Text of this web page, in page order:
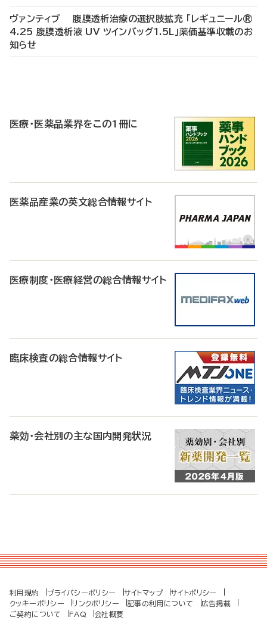
ヴァンティブ 腹膜透析治療の選択肢拡充 「レギュニール®
4.25 腹膜透析液 UV ツインバッグ1.5L」薬価基準収載のお
知らせ
医療・医薬品業界をこの1冊に
医薬品産業の英文総合情報サイト
医療制度・医療経営の総合情報サイト
臨床検査の総合情報サイト
薬効・会社別の主な国内開発状況
利用規約 プライバシーポリシー サイトマップ
サイトポリシー
クッキーポリシー
リンクポリシー 記事の利用について
広告掲載
ご契約について
FAQ 会社概要